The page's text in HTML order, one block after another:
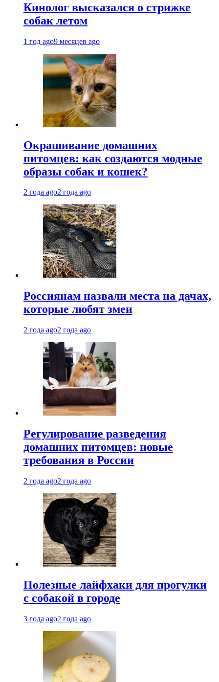
Кинолог высказался о стрижке
собак летом
1 год ago9 месяцев ago
Окрашивание домашних
питомцев: как создаются модные
образы собак и кошек?
2 года ago2 года ago
Россиянам назвали места на дачах,
которые любят змеи
2 года ago2 года ago
Регулирование разведения
домашних питомцев: новые
требования в России
2 года ago2 года ago
Полезные лайфхаки для прогулки
с собакой в городе
3 года ago2 года ago